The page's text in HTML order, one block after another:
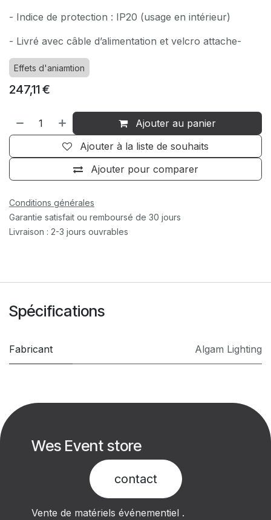
- Indice de protection : IP20 (usage en intérieur)
- Livré avec câble d’alimentation et velcro attache-
Effets d'aniamtion
247,11€
Ajouter au panier
Ajouter pour comparer
Ajouter à la liste de souhaits
Conditions générales
Garantie satisfait ou remboursé de 30 jours
Livraison : 2-3 jours ouvrables
Spécifications
Fabricant Algam Lighting
Wes Event store
contact​
Vente de matériels événementiel .